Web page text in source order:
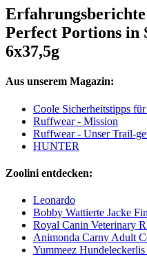
Perfect Portions in
6x37,5g
Aus unserem Magazin:
Coole Sicherheitstipps
Ruffwear - Mission
Ruffwear - Unser Trail-
HUNTER
Zoolini entdecken:
Leonardo
Bobby Wattierte Jacke
Royal Canin Veterinary
Animonda Carny Adult
Yummeez